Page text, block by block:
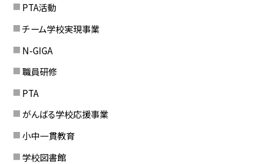
PTA活動
チーム学校実現事業
N-GIGA
職員研修
PTA
がんばる学校応援事業
小中一貫教育
学校図書館